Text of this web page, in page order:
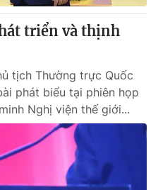
triển và thịnh
tịch Thường trực Quốc
phát biểu tại phiên họp
Nghị viện thế giới...